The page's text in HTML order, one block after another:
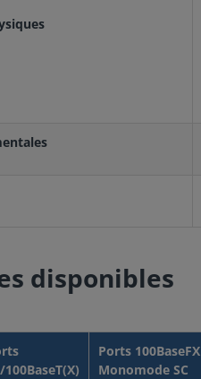
disponibles
100BaseT(X)
Ports 100BaseFX
Monomode SC